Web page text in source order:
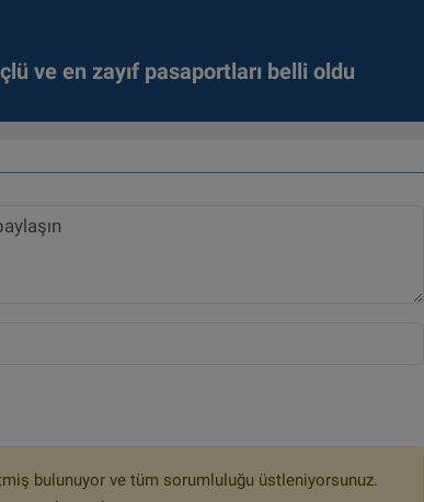
ve en zayıf pasaportları belli oldu
bulunuyor ve tüm sorumluluğu üstleniyorsunuz.